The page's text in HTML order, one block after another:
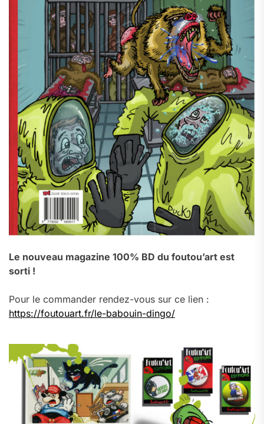
Le nouveau magazine 100% BD du foutou’art est
sorti !
Pour le commander rendez-vous sur ce lien :
https://foutouart.fr/le-babouin-dingo/